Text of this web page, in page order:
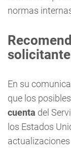
normas
En su
que los
cuenta del
los Estados